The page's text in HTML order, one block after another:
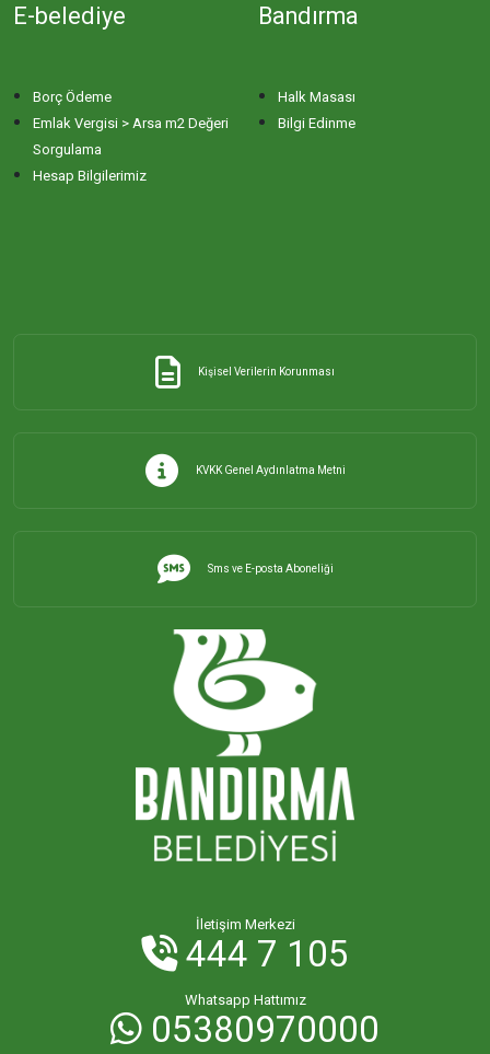
ERİKLİ MAHALLESİ
ESKİZİRAATLİ MAHALLESİ
HACI YUSUF MAHALLESİ
İHSANİYE MAHALLESİ
KAYACIK MAHALLESİ
KİRAZLI MAHALLESİ
KUŞCENNETİ MAHALLESİ
MAHBUBELER MAHALLESİ
MİSAKÇA MAHALLESİ
E-belediye
Borç Ödeme
Emlak Vergisi > Arsa m2 Değeri
Sorgulama
Hesap Bilgilerimiz
Bandırma
Halk Masası
Bilgi Edinme
Kişisel Verilerin Korunması
KVKK Genel Aydınlatma Metni
Sms ve E-posta Aboneliği
İletişim Merkezi
444 7 105
Whatsapp Hattımız
05380970000